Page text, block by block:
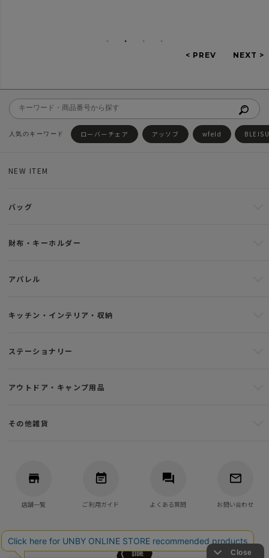
ローバーチェア アッソブ wfeld
NEW ITEM
バッグ
財布・キーホルダー
アパレル
キッチン・インテリア・収納
ステーショナリー
アウトドア・キャンプ用品
その他雑貨
店舗一覧 ご利用ガイド よくある質問 お問い合わせ